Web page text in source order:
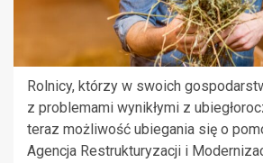
Rolnicy, którzy w swoich
z problemami wynikłymi z
teraz możliwość ubiegania się o
Agencja Restrukturyzacji i